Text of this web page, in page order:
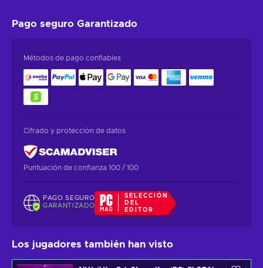
Pago seguro Garantizado
Métodos de pago confiables
Cifrado y protección de datos
Puntuación de confianza 100 / 100
PAGO SEGURO
GARANTIZADO
SELECCIÓN
DEL
EDITOR
Los jugadores también han visto